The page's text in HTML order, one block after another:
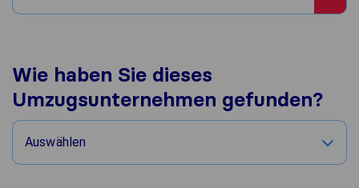
Wie haben Sie dieses
Umzugsunternehmen gefunden?
Auswählen